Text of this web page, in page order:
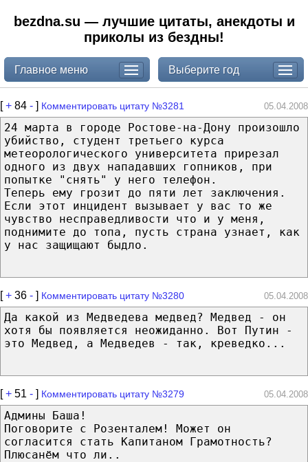
bezdna.su — лучшие цитаты, анекдоты и
приколы из бездны!
Главное меню Выберите год
[+ 84 - ] Комментировать цитату №3281 05.04.2008
24 марта в городе Ростове-на-Дону произошло
убийство, студент третьего курса
метеорологического университета прирезал
одного из двух нападавших гопников, при
попытке "снять" у него телефон.
Теперь ему грозит до пяти лет заключения.
Если этот инцидент вызывает у вас то же
чувство несправедливости что и у меня,
поднимите до топа, пусть страна узнает, как
у нас защищают быдло.
[+ 36 - ] Комментировать цитату №3280 05.04.2008
Да какой из Медведева медвед? Медвед - он
хотя бы появляется неожиданно. Вот Путин -
это Медвед, а Медведев - так, креведко...
[+ 51 - ] Комментировать цитату №3279 05.04.2008
Админы Баша!
Поговорите с Розенталем! Может он
согласится стать Капитаном Грамотность?
Плюсанём что ли..